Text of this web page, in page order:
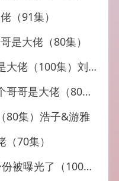
（91集）
是大佬（80集）
佬（100集）刘硕峰
哥是大佬（80集）
80集）浩子&游雅
70集）
（100集）图图&周弋茜